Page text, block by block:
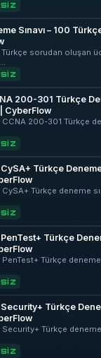
Sınavı – 100
sorudan oluşan
200-301 Türkçe
CyberFlow
200-301 Türkçe
Türkçe Deneme
Türkçe deneme
Türkçe
Türkçe
Türkçe
Türkçe deneme